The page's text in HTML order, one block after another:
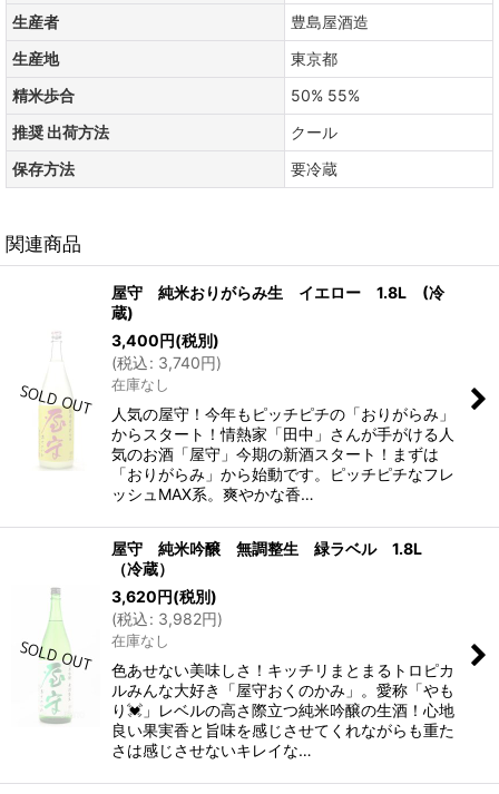
生産者
豊島屋酒造
生産地
東京都
精米歩合
50% 55%
推奨 出荷方法
クール
保存方法
要冷蔵
関連商品
屋守 純米おりがらみ生 イエロー 1.8L (冷
蔵)
3,400 円(税別)
(税込: 3,740円)
在庫なし
人気の屋守！今年もピッチピチの「おりがらみ」
からスタート！情熱家「田中」さんが手がける人
気のお酒「屋守」今期の新酒スタート！まずは
「おりがらみ」から始動です。ピッチピチなフレ
ッシュMAX系。爽やかな香…
屋守 純米吟醸 無調整生 緑ラベル 1.8L
（冷蔵）
3,620 円(税別)
(税込: 3,982円)
在庫なし
色あせない美味しさ！キッチリまとまるトロピカ
ルみんな大好き「屋守おくのかみ」。愛称「やも
り💓」レベルの高さ際立つ純米吟醸の生酒！心地
良い果実香と旨味を感じさせてくれながらも重た
さは感じさせないキレイな…